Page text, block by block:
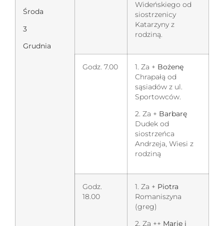
Środa
3
Grudnia
Wideńskiego od
siostrzenicy
Katarzyny z
rodziną.
Godz. 7.00 1. Za + Bożenę
Chrapałą od
sąsiadów z ul.
Sportowców.
2. Za + Barbarę
Dudek od
siostrzeńca
Andrzeja, Wiesi z
rodziną
Godz.
18.00
1. Za + Piotra
Romaniszyna
(greg)
2. Za ++ Marię i